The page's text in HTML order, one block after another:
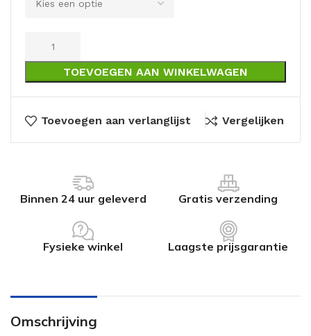
TOEVOEGEN AAN WINKELWAGEN
Toevoegen aan verlanglijst Vergelijken
Binnen 24 uur geleverd Gratis verzending
Fysieke winkel Laagste prijsgarantie
Omschrijving